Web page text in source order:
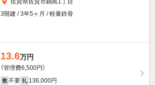
佐賀県佐賀市鍋島1丁目
3階建 / 3年5ヶ月 / 軽量鉄骨
13.6万円
（管理費6,500円）
敷 不要 礼 136,000円